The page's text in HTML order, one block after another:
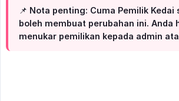
📌 Nota penting: Cuma Pemilik Kedai
boleh membuat perubahan ini. Anda
menukar pemilikan kepada admin